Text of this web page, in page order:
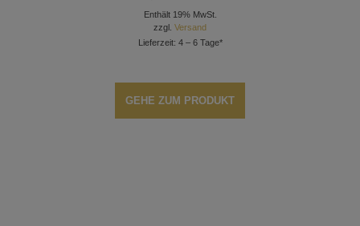
Enthält 19% MwSt.
zzgl.Versand
Lieferzeit: 4 – 6 Tage*
GEHE ZUM PRODUKT